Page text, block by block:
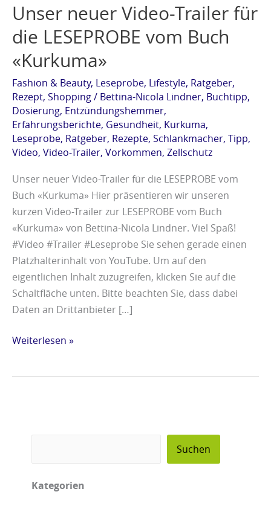
Unser neuer Video-Trailer für
die LESEPROBE vom Buch
«Kurkuma»
Fashion & Beauty, Leseprobe, Lifestyle, Ratgeber,
Rezept, Shopping/ Bettina-Nicola Lindner, Buchtipp,
Dosierung, Entzündungshemmer,
Erfahrungsberichte, Gesundheit, Kurkuma,
Leseprobe, Ratgeber, Rezepte, Schlankmacher, Tipp,
Video, Video-Trailer, Vorkommen, Zellschutz
Unser neuer Video-Trailer für die LESEPROBE vom
Buch «Kurkuma» Hier präsentieren wir unseren
kurzen Video-Trailer zur LESEPROBE vom Buch
«Kurkuma» von Bettina-Nicola Lindner. Viel Spaß!
#Video #Trailer #Leseprobe Sie sehen gerade einen
Platzhalterinhalt von YouTube. Um auf den
eigentlichen Inhalt zuzugreifen, klicken Sie auf die
Schaltfläche unten. Bitte beachten Sie, dass dabei
Daten an Drittanbieter […]
«Kurkuma»
Weiterlesen »
Suchen
Kategorien